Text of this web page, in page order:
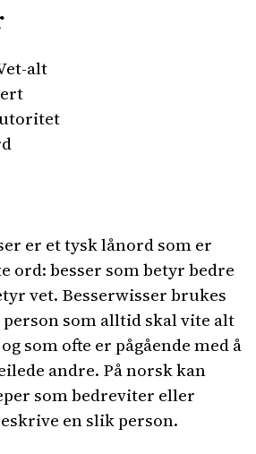
alt
er et tysk lånord som er
ord: besser som betyr bedre
vet. Besserwisser brukes
som alltid skal vite alt
som ofte er pågående med å
andre. På norsk kan
som bedreviter eller
en slik person.